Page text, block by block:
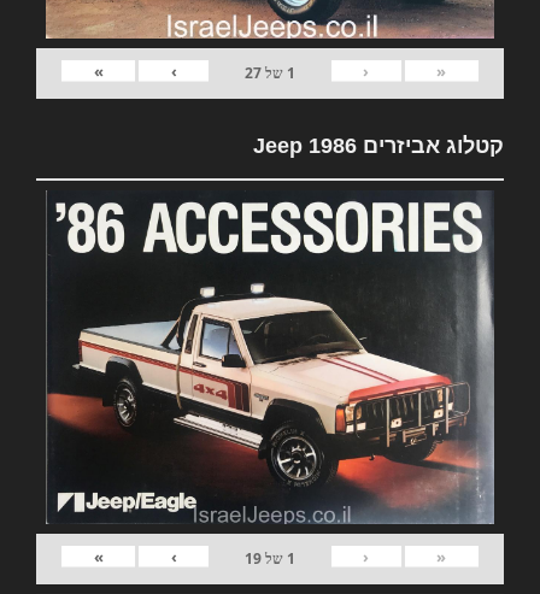
«
‹
1 של27
›
»
קטלוג אביזרים Jeep 1986
«
‹
1 של19
›
»